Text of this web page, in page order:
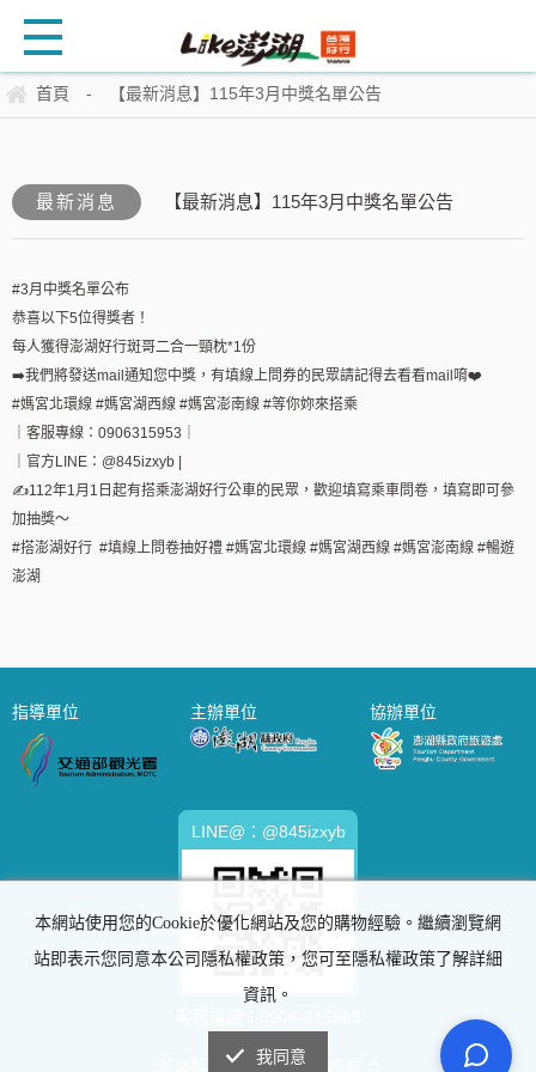
首頁 - 【最新消息】115年3月中獎名單公告
最新消息 【最新消息】115年3月中獎名單公告
#3月中獎名單公布
恭喜以下5位得獎者！
每人獲得澎湖好行斑哥二合一頸枕*1份
➡️我們將發送mail通知您中獎，有填線上問券的民眾請記得去看看mail唷❤️
#媽宮北環線 #媽宮湖西線 #媽宮澎南線 #等你妳來搭乘
｜客服專線：0906315953｜
｜官方LINE：@845izxyb |
✍112年1月1日起有搭乘澎湖好行公車的民眾，歡迎填寫乘車問卷，填寫即可參
加抽獎～
#搭澎湖好行 #填線上問卷抽好禮 #媽宮北環線 #媽宮湖西線 #媽宮澎南線 #暢遊
澎湖
指導單位 主辦單位 協辦單位
LINE@：@845izxyb
澎湖縣政府旅遊處 版權所有 ©
本網站使用您的Cookie於優化網站及您的購物經驗。繼續瀏覽網
站即表示您同意本公司隱私權政策，您可至隱私權政策了解詳細
資訊。
我同意